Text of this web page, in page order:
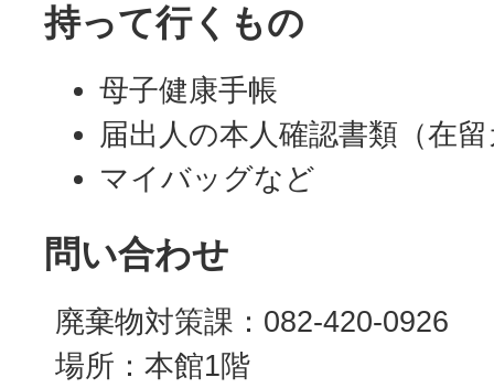
持って行くもの
母子健康手帳
届出人の本人確認書類（在
マイバッグなど
問い合わせ
廃棄物対策課：082-420-0926
場所：本館1階